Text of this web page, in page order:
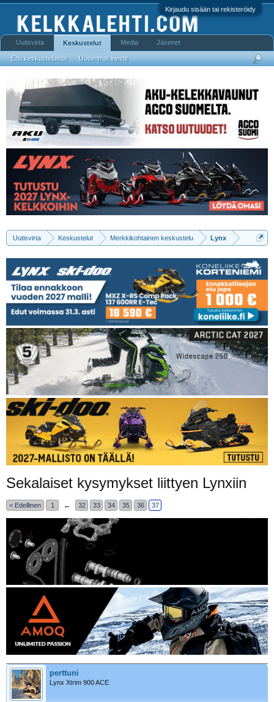
Kirjaudu sisään tai rekisteröidy
Uutisvirta Keskustelut Merkkikohtainen keskustelu Lynx
Sekalaiset kysymykset liittyen Lynxiin
< Edellinen 1 ← 32 33 34 35 36 37
perttuni
Lynx Xtrim 900 ACE
Uutisvirta Keskustelut
Etsi keskusteluista Uusimmat viestit
Media Jäsenet